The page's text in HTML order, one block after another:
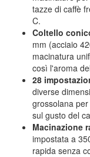
tazze di caffè
C.
Coltello
mm (acciaio
macinatura
così l'aroma
28
diverse
grossolana
sul gusto del
Macinazione
impostata a
rapida senza